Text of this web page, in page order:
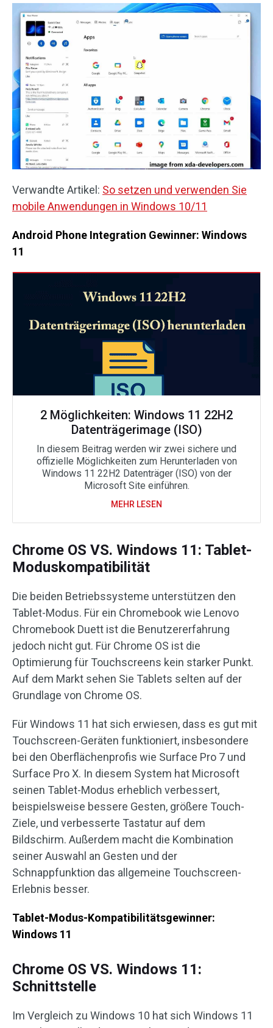
Verwandte Artikel: So setzen und verwenden Sie
mobile Anwendungen in Windows 10/11
Android Phone Integration Gewinner: Windows
11
2 Möglichkeiten: Windows 11 22H2
Datenträgerimage (ISO)
In diesem Beitrag werden wir zwei sichere und
offizielle Möglichkeiten zum Herunterladen von
Windows 11 22H2 Datenträger (ISO) von der
Microsoft Site einführen.
MEHR LESEN
Chrome OS VS. Windows 11: Tablet-
Moduskompatibilität
Die beiden Betriebssysteme unterstützen den
Tablet-Modus. Für ein Chromebook wie Lenovo
Chromebook Duett ist die Benutzererfahrung
jedoch nicht gut. Für Chrome OS ist die
Optimierung für Touchscreens kein starker Punkt.
Auf dem Markt sehen Sie Tablets selten auf der
Grundlage von Chrome OS.
Für Windows 11 hat sich erwiesen, dass es gut mit
Touchscreen-Geräten funktioniert, insbesondere
bei den Oberflächenprofis wie Surface Pro 7 und
Surface Pro X. In diesem System hat Microsoft
seinen Tablet-Modus erheblich verbessert,
beispielsweise bessere Gesten, größere Touch-
Ziele, und verbesserte Tastatur auf dem
Bildschirm. Außerdem macht die Kombination
seiner Auswahl an Gesten und der
Schnappfunktion das allgemeine Touchscreen-
Erlebnis besser.
Tablet-Modus-Kompatibilitätsgewinner:
Windows 11
Chrome OS VS. Windows 11:
Schnittstelle
Im Vergleich zu Windows 10 hat sich Windows 11